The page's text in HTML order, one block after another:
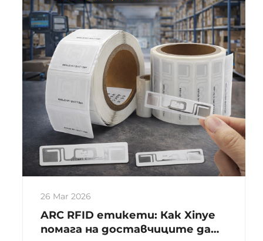
целеви обекти и получаване на
свързани данни. Състоят се ...
26 Mar 2026
ARC RFID етикети: Как Xinye
помага на доставчиците да